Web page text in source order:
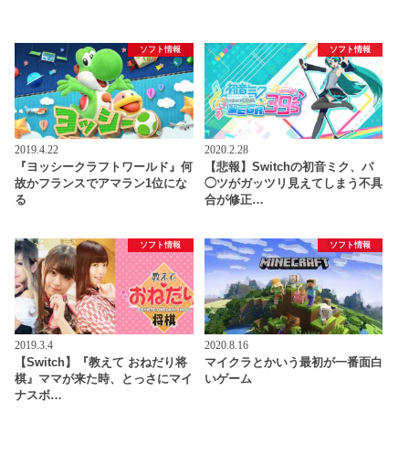
ソフト情報
2019.4.22
『ヨッシークラフトワールド』何
故かフランスでアマラン1位にな
る
ソフト情報
2020.2.28
【悲報】Switchの初音ミク、パ
◯ツがガッツリ見えてしまう不具
合が修正…
ソフト情報
2019.3.4
【Switch】『教えて おねだり将
棋』ママが来た時、とっさにマイ
ナスボ…
ソフト情報
2020.8.16
マイクラとかいう最初が一番面白
いゲーム